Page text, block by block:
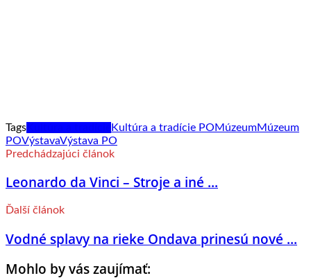
Tags Kultúra a tradície POMúzeumMúzeum
POVýstavaVýstava PO
Predchádzajúci článok
Leonardo da Vinci – Stroje a iné ...
Ďalší článok
Vodné splavy na rieke Ondava prinesú nové ...
Mohlo by vás zaujímať: